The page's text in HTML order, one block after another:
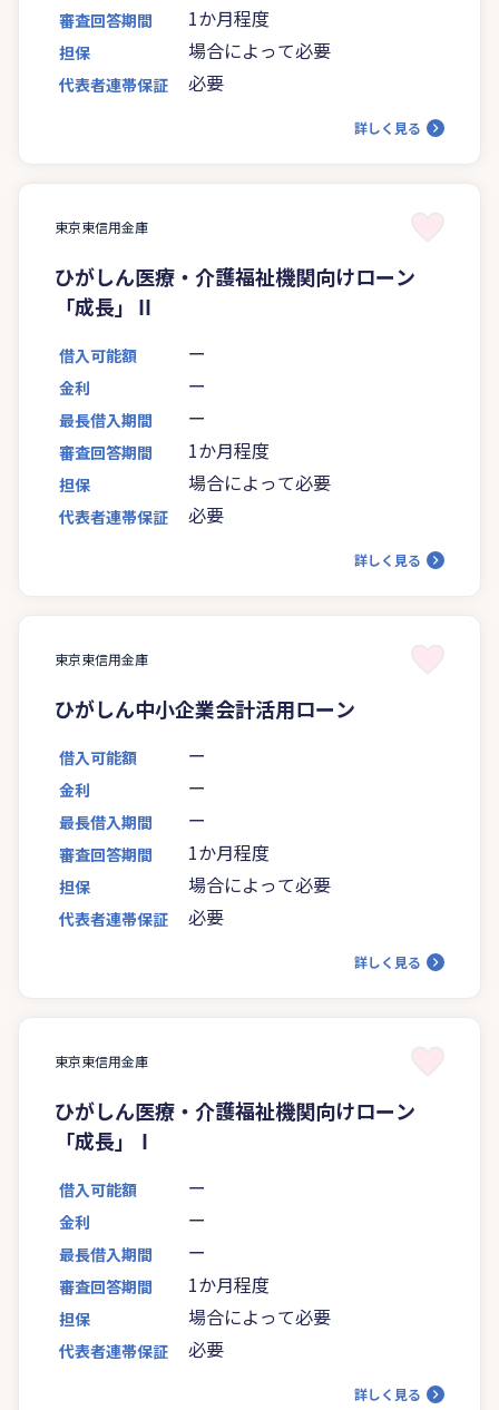
審査回答期間 1か月程度
担保 場合によって必要
代表者連帯保証 必要
詳しく見る
東京東信用金庫
ひがしん医療・介護福祉機関向けローン
「成長」Ⅱ
借入可能額 ー
金利 ー
最長借入期間 ー
審査回答期間 1か月程度
担保 場合によって必要
代表者連帯保証 必要
詳しく見る
東京東信用金庫
ひがしん中小企業会計活用ローン
借入可能額 ー
金利 ー
最長借入期間 ー
審査回答期間 1か月程度
担保 場合によって必要
代表者連帯保証 必要
詳しく見る
東京東信用金庫
ひがしん医療・介護福祉機関向けローン
「成長」Ⅰ
借入可能額 ー
金利 ー
最長借入期間 ー
審査回答期間 1か月程度
担保 場合によって必要
代表者連帯保証 必要
詳しく見る